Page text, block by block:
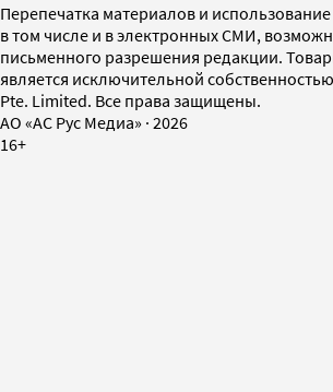
Перепечатка материалов и
в том числе и в электронных СМИ,
письменного разрешения редакции.
является исключительной
Pte. Limited. Все права защищены.
AO «АС Рус Медиа» · 2026
16+